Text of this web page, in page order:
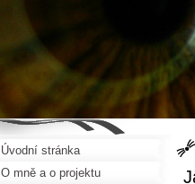
Úvodní stránka
O mně a o projektu